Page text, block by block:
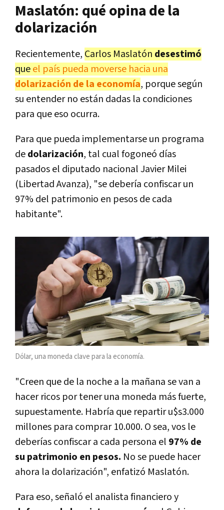
Maslatón: qué opina de la
dolarización
Recientemente, Carlos Maslatón desestimó
queel país pueda moverse hacia una
dolarización de la economía, porque según
su entender no están dadas la condiciones
para que eso ocurra.
Para que pueda implementarse un programa
dedolarización, tal cual fogoneó días
pasados el diputado nacional Javier Milei
(Libertad Avanza), "se debería confiscar un
97% del patrimonio en pesos de cada
habitante".
Dólar, una moneda clave para la economía.
"Creen que de la noche a la mañana se van a
hacer ricos por tener una moneda más fuerte,
supuestamente. Habría que repartir u$s3.000
millones para comprar 10.000. O sea, vos le
deberías confiscar a cada persona el 97% de
su patrimonio en pesos. No se puede hacer
ahora la dolarización", enfatizó Maslatón.
Para eso, señaló el analista financiero y